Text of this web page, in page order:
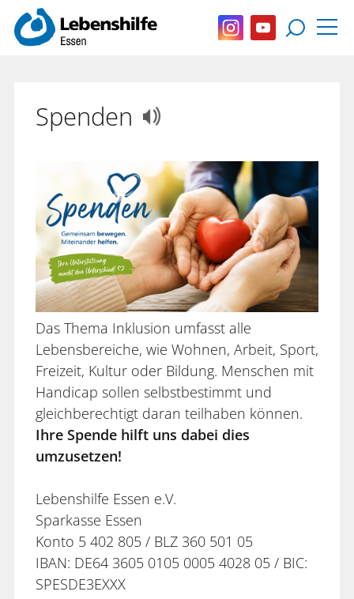
Spenden
Das Thema Inklusion umfasst alle
Lebensbereiche, wie Wohnen, Arbeit, Sport,
Freizeit, Kultur oder Bildung. Menschen mit
Handicap sollen selbstbestimmt und
gleichberechtigt daran teilhaben können.
Ihre Spende hilft uns dabei dies
umzusetzen!
Lebenshilfe Essen e.V.
Sparkasse Essen
Konto 5 402 805 / BLZ 360 501 05
IBAN: DE64 3605 0105 0005 4028 05 / BIC:
SPESDE3EXXX